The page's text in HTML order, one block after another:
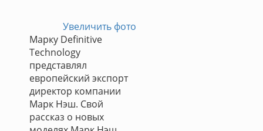
Увеличить фото
Марку Definitive
Technology
представлял
европейский экспорт
директор компании
Марк Нэш. Свой
рассказ о новых